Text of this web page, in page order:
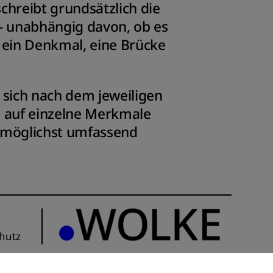
grundsätzlich die
unabhängig davon, ob es
Denkmal, eine Brücke
nach dem jeweiligen
einzelne Merkmale
umfassend